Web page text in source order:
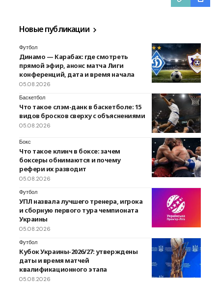
Новые публикации
Футбол
Динамо — Карабах: где смотреть
прямой эфир, анонс матча Лиги
конференций, дата и время начала
05.08.2026
Баскетбол
Что такое слэм-данк в баскетболе: 15
видов бросков сверху с объяснениями
05.08.2026
Бокс
Что такое клинч в боксе: зачем
боксеры обнимаются и почему
рефери их разводит
05.08.2026
Футбол
УПЛ назвала лучшего тренера, игрока
и сборную первого тура чемпионата
Украины
05.08.2026
Футбол
Кубок Украины-2026/27: утверждены
даты и время матчей
квалификационного этапа
05.08.2026